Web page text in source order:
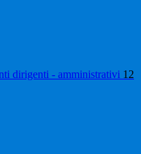
dirigenti - amministrativi 12